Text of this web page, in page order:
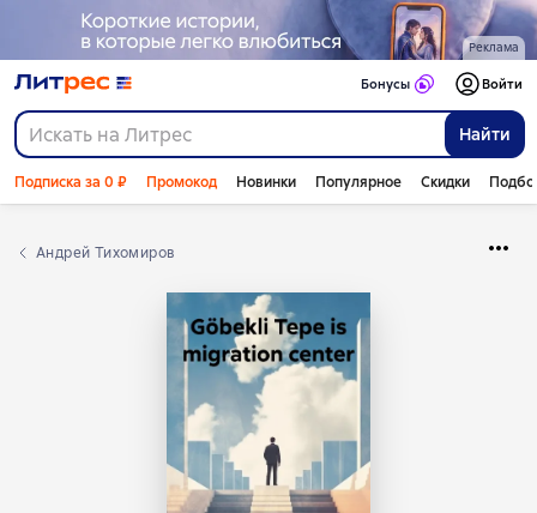
Реклама
Найти
Бонусы Войти
Подписка за 0 ₽ Промокод Новинки Популярное Скидки
Андрей Тихомиров